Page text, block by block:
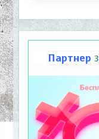
Партнер З